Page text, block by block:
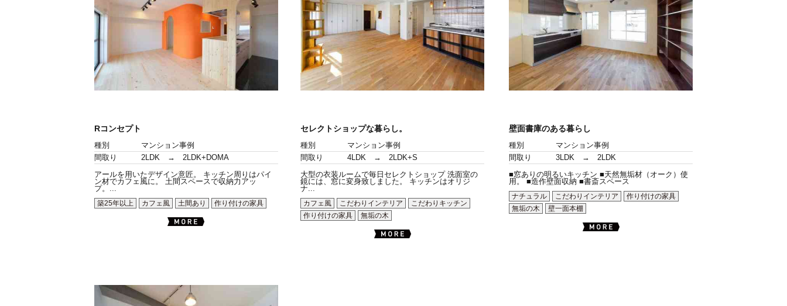
Rコンセプト
種別
マンション事例
間取り
2LDK → 2LDK+DOMA
アールを用いたデザイン意匠。 キッチン周りはパイ
ン材でカフェ風に。 土間スペースで収納力アッ
プ。...
築25年以上
カフェ風 土間あり 作り付けの家具
セレクトショップな暮らし。
種別
マンション事例
間取り
4LDK → 2LDK+S
大型の衣装ルームで毎日セレクトショップ 洗面室の
鏡には、窓に変身致しました。 キッチンはオリジ
ナ...
カフェ風
こだわりインテリア
こだわりキッチン
作り付けの家具
無垢の木
壁面書庫のある暮らし
種別
マンション事例
間取り
3LDK → 2LDK
■窓ありの明るいキッチン ■天然無垢材（オーク）使
用。 ■造作壁面収納 ■書斎スペース
ナチュラル
こだわりインテリア
作り付けの家具
無垢の木
壁一面本棚